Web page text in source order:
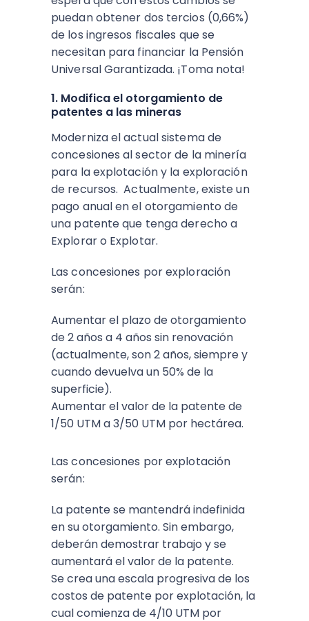
puedan obtener dos tercios (0,66%)
de los ingresos fiscales que se
necesitan para financiar la Pensión
Universal Garantizada. ¡Toma nota!
1. Modifica el otorgamiento de
patentes a las mineras
Moderniza el actual sistema de
concesiones al sector de la minería
para la explotación y la exploración
de recursos. Actualmente, existe un
pago anual en el otorgamiento de
una patente que tenga derecho a
Explorar o Explotar.
Las concesiones por exploración
serán:
Aumentar el plazo de otorgamiento
de 2 años a 4 años sin renovación
(actualmente, son 2 años, siempre y
cuando devuelva un 50% de la
superficie).
Aumentar el valor de la patente de
1/50 UTM a 3/50 UTM por hectárea.
Las concesiones por explotación
serán:
La patente se mantendrá indefinida
en su otorgamiento. Sin embargo,
deberán demostrar trabajo y se
aumentará el valor de la patente.
Se crea una escala progresiva de los
costos de patente por explotación, la
cual comienza de 4/10 UTM por